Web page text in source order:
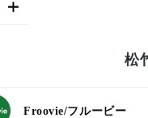
松
Froovie/フルービー